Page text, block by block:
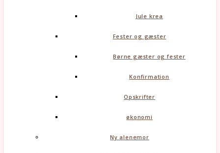
Jule krea
Fester og gæster
Børne gæster og fester
Konfirmation
Opskrifter
økonomi
Ny alenemor